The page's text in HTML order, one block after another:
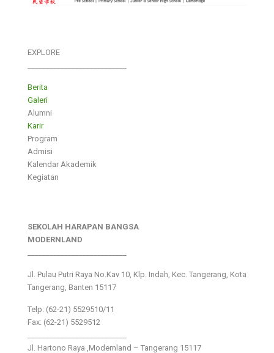
EXPLORE
Berita
Galeri
Alumni
Karir
Program
Admisi
Kalendar Akademik
Kegiatan
SEKOLAH HARAPAN BANGSA
MODERNLAND
Jl. Pulau Putri Raya No.Kav 10, Klp. Indah, Kec. Tangerang, Kota
Tangerang, Banten 15117
Telp: (62-21) 5529510/11
Fax: (62-21) 5529512
Jl. Hartono Raya ,Modernland – Tangerang 15117